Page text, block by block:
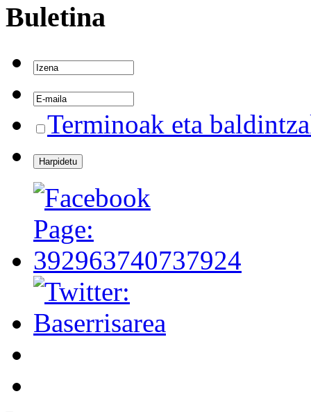
Buletina
Terminoak eta